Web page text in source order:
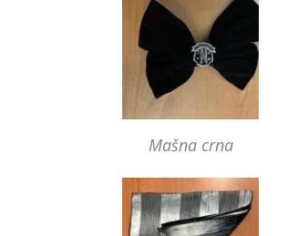
Mašna crna